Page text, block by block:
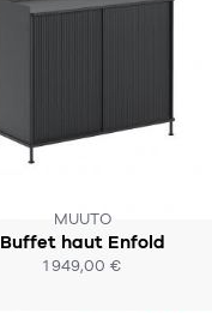
MUUTO
Buffet haut Enfold
1 949,00 €
SOUS 7-9 SEMAINES
ACHAT EXPRESS